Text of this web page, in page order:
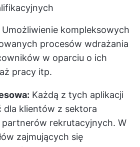
Umożliwienie kompleksowych
procesów wdrażania
w oparciu o ich
pracy itp.
Każdą z tych aplikacji
dla klientów z sektora
partnerów rekrutacyjnych. W
zajmujących się